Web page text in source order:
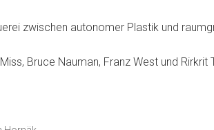
zwischen autonomer Plastik und
Bruce Nauman, Franz West und Rirkrit